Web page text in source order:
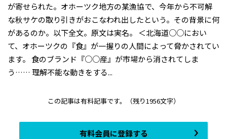
が寄せられた。オホーツク地方の某漁協で、今年から不可解
な秋サケの取り引きがおこなわれ出したという。その背景に何
があるのか。以下全文。原文は実名。 ＜北海道○○におい
て、オホーツクの『食』が一握りの人間によって脅かされてい
ます。 食のブランド『○○産』が市場から消されてしま
う…… 理解不能な動きをする...
この記事は有料記事です。 （残り1956文字）
有料会員に登録する